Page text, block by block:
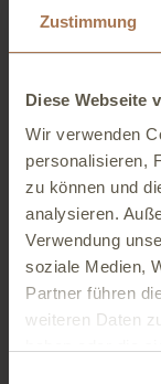
Zustimmung
Diese Webseite
Wir verwenden
personalisieren,
zu können und
analysieren.
Verwendung
soziale Medien,
Partner führen
weiteren Daten
Aktion
einer
e.V.
Fragen
Portal